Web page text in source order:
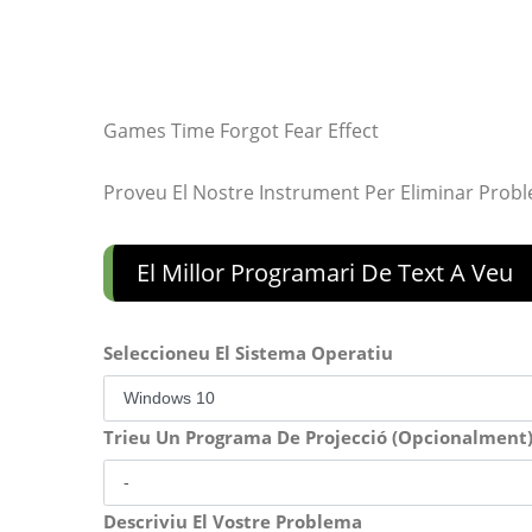
Games Time Forgot Fear Effect
Proveu El Nostre Instrument Per Eliminar
El Millor Programari De Text A Veu
Seleccioneu El Sistema Operatiu
Trieu Un Programa De Projecció (Opcionalment)
Descriviu El Vostre Problema